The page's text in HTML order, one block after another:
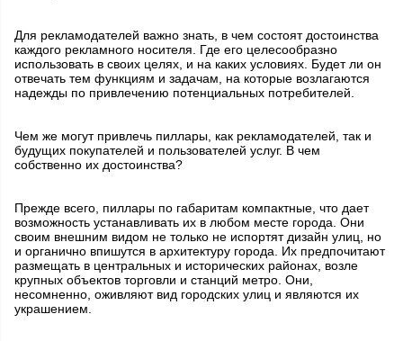
Для рекламодателей важно знать, в чем состоят достоинства
каждого рекламного носителя. Где его целесообразно
использовать в своих целях, и на каких условиях. Будет ли он
отвечать тем функциям и задачам, на которые возлагаются
надежды по привлечению потенциальных потребителей.
Чем же могут привлечь пиллары, как рекламодателей, так и
будущих покупателей и пользователей услуг. В чем
собственно их достоинства?
Прежде всего, пиллары по габаритам компактные, что дает
возможность устанавливать их в любом месте города. Они
своим внешним видом не только не испортят дизайн улиц, но
и органично впишутся в архитектуру города. Их предпочитают
размещать в центральных и исторических районах, возле
крупных объектов торговли и станций метро. Они,
несомненно, оживляют вид городских улиц и являются их
украшением.